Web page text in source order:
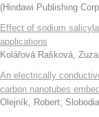
(Hindawi Publishing
Effect of sodium
applications
Kolářová Rašková,
An electrically
carbon nanotubes
Olejník, Robert;